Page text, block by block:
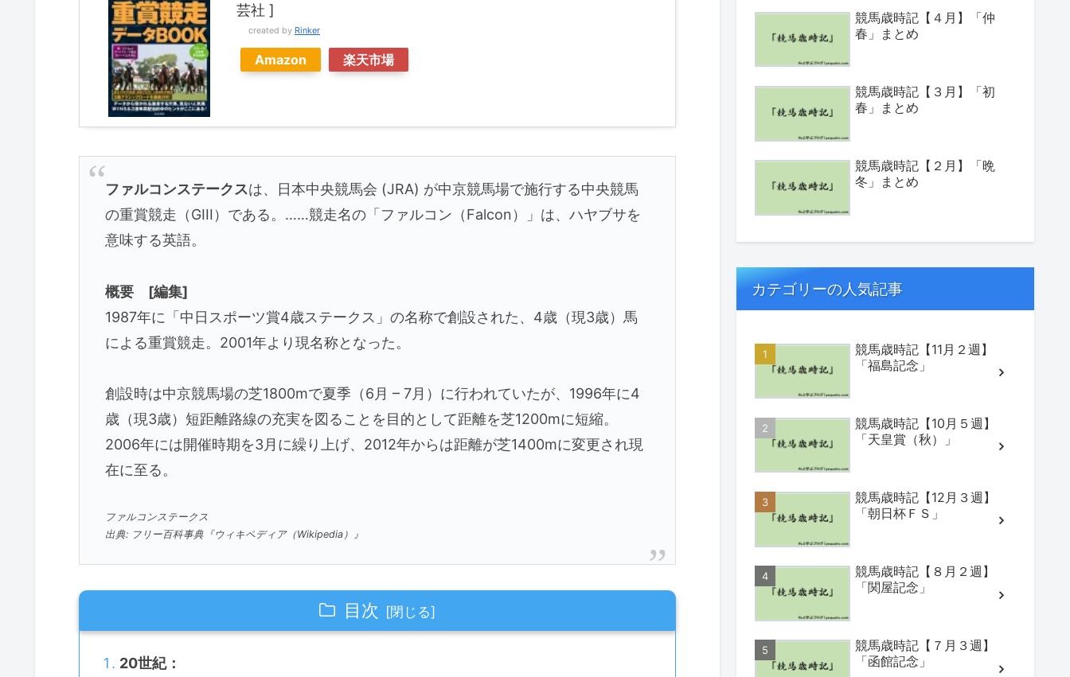
芸社 ]
created by Rinker
Amazon 楽天市場
ファルコンステークスは、日本中央競馬会 (JRA) が中京競馬場で施行する中央競馬
の重賞競走（GIII）である。……競走名の「ファルコン（Falcon）」は、ハヤブサを
意味する英語。
概要 [編集]
1987年に「中日スポーツ賞4歳ステークス」の名称で創設された、4歳（現3歳）馬
による重賞競走。2001年より現名称となった。
創設時は中京競馬場の芝1800mで夏季（6月 – 7月）に行われていたが、1996年に4
歳（現3歳）短距離路線の充実を図ることを目的として距離を芝1200mに短縮。
2006年には開催時期を3月に繰り上げ、2012年からは距離が芝1400mに変更され現
在に至る。
ファルコンステークス
出典: フリー百科事典『ウィキペディア（Wikipedia）』
目次
20世紀：
競馬歳時記【４月】「仲
春」まとめ
競馬歳時記【３月】「初
春」まとめ
競馬歳時記【２月】「晩
冬」まとめ
カテゴリーの人気記事
競馬歳時記【11月２週】
「福島記念」
競馬歳時記【10月５週】
「天皇賞（秋）」
競馬歳時記【12月３週】
「朝日杯ＦＳ」
競馬歳時記【８月２週】
「関屋記念」
競馬歳時記【７月３週】
「函館記念」